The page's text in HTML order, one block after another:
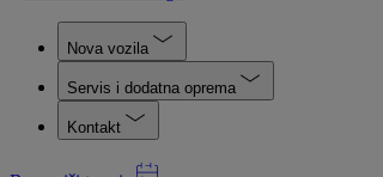
Nova vozila
Servis i dodatna oprema
Kontakt